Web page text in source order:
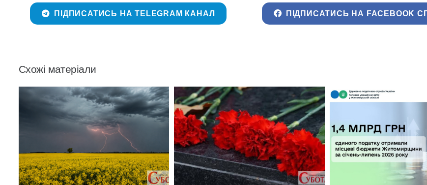
ПІДПИСАТИСЬ НА TELEGRAM КАНАЛ ПІДПИСАТИСЬ НА FACEBOOK
Схожі матеріали